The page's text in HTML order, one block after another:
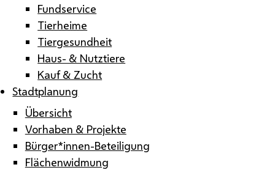
Fundservice
Tierheime
Tiergesundheit
Haus- & Nutztiere
Kauf & Zucht
Stadtplanung
Übersicht
Vorhaben & Projekte
Bürger*innen-Beteiligung
Flächenwidmung